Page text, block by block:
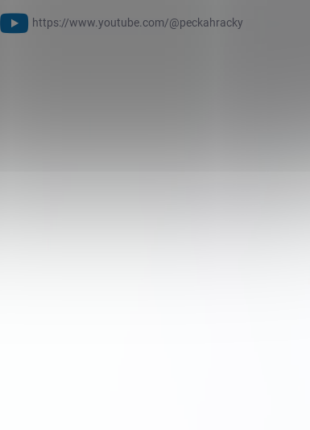
https://www.youtube.com/@peckahracky